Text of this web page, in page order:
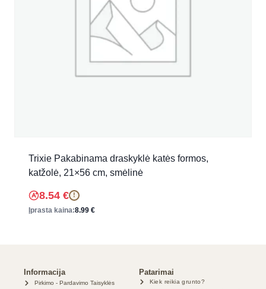
Trixie Pakabinama draskyklė katės formos,
katžolė, 21×56 cm, smėlinė
8.54 € !
Įprasta kaina:8.99 €
Informacija
Pirkimo - Pardavimo Taisyklės
Patarimai
Kiek reikia grunto?